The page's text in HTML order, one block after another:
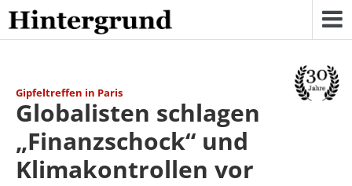
Skip
to
content
Gipfeltreffen in Paris
Globalisten schlagen
„Finanzschock“ und
Klimakontrollen vor